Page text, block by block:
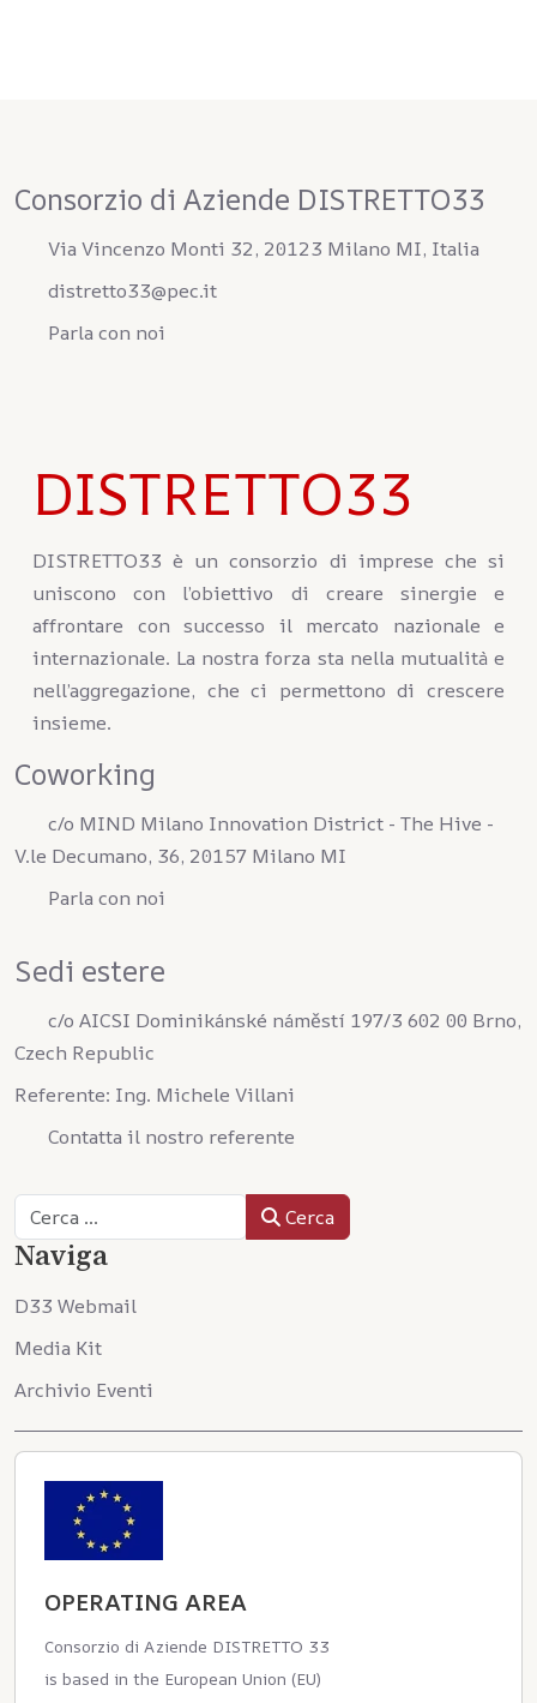
Consorzio di Aziende DISTRETTO33
Via Vincenzo Monti 32, 20123 Milano MI, Italia
distretto33@pec.it
Parla con noi
DISTRETTO33
DISTRETTO33 è un consorzio di imprese che si
uniscono con l’obiettivo di creare sinergie e
affrontare con successo il mercato nazionale e
internazionale. La nostra forza sta nella mutualità e
nell’aggregazione, che ci permettono di crescere
insieme.
Coworking
c/o MIND Milano Innovation District - The Hive -
V.le Decumano, 36, 20157 Milano MI
Parla con noi
Sedi estere
c/o AICSI Dominikánské náměstí 197/3 602 00 Brno,
Czech Republic
Referente: Ing. Michele Villani
Contatta il nostro referente
Cerca Cerca
Naviga
D33 Webmail
Media Kit
Archivio Eventi
OPERATING AREA
Consorzio di Aziende DISTRETTO 33
is based in the European Union (EU)